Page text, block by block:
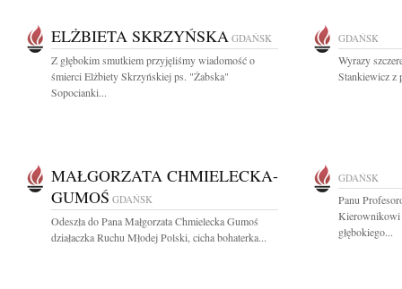
ELŻBIETA SKRZYŃSKA GDAŃSK
Z głębokim smutkiem przyjęliśmy wiadomość o
śmierci Elżbiety Skrzyńskiej ps. "Żabska"
Sopocianki...
GDAŃSK
Wyrazy
Stankiewicz z
MAŁGORZATA CHMIELECKA-
GUMOŚ GDAŃSK
Odeszła do Pana Małgorzata Chmielecka Gumoś
działaczka Ruchu Młodej Polski, cicha bohaterka...
GDAŃSK
Panu
głębokiego...